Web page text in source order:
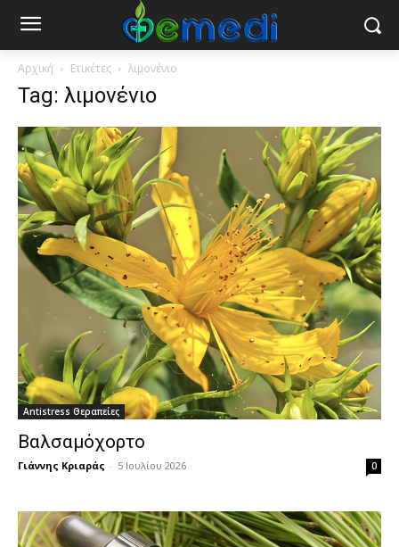
Αρχική Ετικέτες λιμονένιο
Tag: λιμονένιο
Antistress Θεραπείες
Βαλσαμόχορτο
Γιάννης Κριαράς - 5 Ιουλίου 2026 0